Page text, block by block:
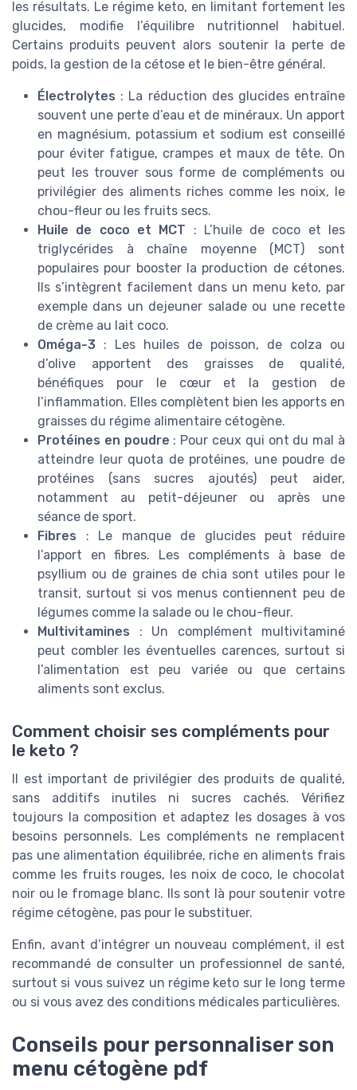
les résultats. Le régime keto, en limitant fortement les
glucides, modifie l’équilibre nutritionnel habituel.
Certains produits peuvent alors soutenir la perte de
poids, la gestion de la cétose et le bien-être général.
Électrolytes : La réduction des glucides entraîne
souvent une perte d’eau et de minéraux. Un apport
en magnésium, potassium et sodium est conseillé
pour éviter fatigue, crampes et maux de tête. On
peut les trouver sous forme de compléments ou
privilégier des aliments riches comme les noix, le
chou-fleur ou les fruits secs.
Huile de coco et MCT : L’huile de coco et les
triglycérides à chaîne moyenne (MCT) sont
populaires pour booster la production de cétones.
Ils s’intègrent facilement dans un menu keto, par
exemple dans un dejeuner salade ou une recette
de crème au lait coco.
Oméga-3 : Les huiles de poisson, de colza ou
d’olive apportent des graisses de qualité,
bénéfiques pour le cœur et la gestion de
l’inflammation. Elles complètent bien les apports en
graisses du régime alimentaire cétogène.
Protéines en poudre : Pour ceux qui ont du mal à
atteindre leur quota de protéines, une poudre de
protéines (sans sucres ajoutés) peut aider,
notamment au petit-déjeuner ou après une
séance de sport.
Fibres : Le manque de glucides peut réduire
l’apport en fibres. Les compléments à base de
psyllium ou de graines de chia sont utiles pour le
transit, surtout si vos menus contiennent peu de
légumes comme la salade ou le chou-fleur.
Multivitamines : Un complément multivitaminé
peut combler les éventuelles carences, surtout si
l’alimentation est peu variée ou que certains
aliments sont exclus.
Comment choisir ses compléments pour
le keto ?
Il est important de privilégier des produits de qualité,
sans additifs inutiles ni sucres cachés. Vérifiez
toujours la composition et adaptez les dosages à vos
besoins personnels. Les compléments ne remplacent
pas une alimentation équilibrée, riche en aliments frais
comme les fruits rouges, les noix de coco, le chocolat
noir ou le fromage blanc. Ils sont là pour soutenir votre
régime cétogène, pas pour le substituer.
Enfin, avant d’intégrer un nouveau complément, il est
recommandé de consulter un professionnel de santé,
surtout si vous suivez un régime keto sur le long terme
ou si vous avez des conditions médicales particulières.
Conseils pour personnaliser son
menu cétogène pdf